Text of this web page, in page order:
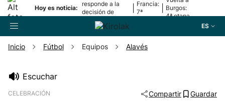
Hoy es noticia:
responde a la
decisión de
Oriamendi
Francia:
7ª
Burgos:
4ª etapa
ES
Inicio Fútbol Equipos Alavés
Escuchar
CELEBRACIÓN Compartir Guardar